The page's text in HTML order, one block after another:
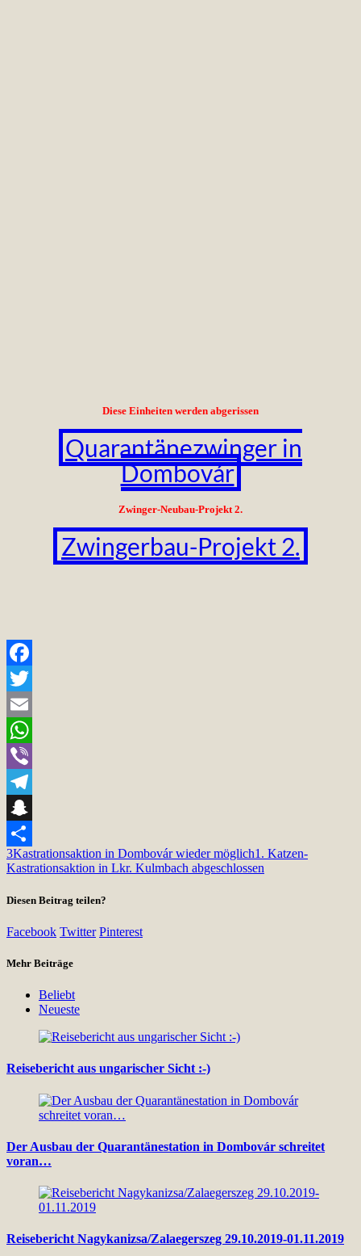
Diese Einheiten werden abgerissen
Quarantänezwinger in
Dombovár
Zwinger-Neubau-Projekt 2.
Zwingerbau-Projekt 2.
Facebook
Twitter
Email
WhatsApp
Viber
Telegram
Snapchat
Teilen
3Kastrationsaktion in Dombovár wieder möglich1. Katzen-
Kastrationsaktion in Lkr. Kulmbach abgeschlossen
Diesen Beitrag teilen?
Facebook Twitter Pinterest
Mehr Beiträge
Beliebt
Neueste
Reisebericht aus ungarischer Sicht :-)
Der Ausbau der Quarantänestation in Dombovár schreitet
voran…
Reisebericht Nagykanizsa/Zalaegerszeg 29.10.2019-01.11.2019